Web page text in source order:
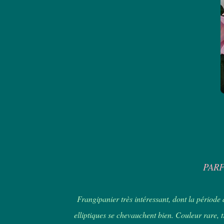
Frangipanier très intéressant, dont la période
elliptiques se chevauchent bien. Couleur rare,